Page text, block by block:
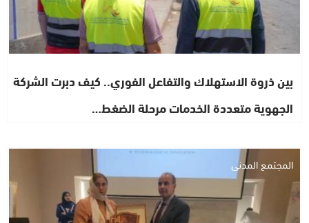
بين ذروة الاستهلاك والتفاعل الفوري.. كيف دبرت الشركة
الجهوية متعددة الخدمات مرحلة الضغط…
المجتمع المدني